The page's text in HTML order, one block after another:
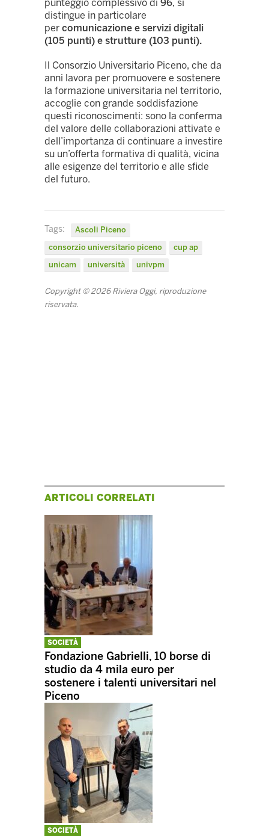
punteggio complessivo di 96, si
distingue in particolare
per comunicazione e servizi digitali
(105 punti) e strutture (103 punti).
Il Consorzio Universitario Piceno, che da
anni lavora per promuovere e sostenere
la formazione universitaria nel territorio,
accoglie con grande soddisfazione
questi riconoscimenti: sono la conferma
del valore delle collaborazioni attivate e
dell’importanza di continuare a investire
su un’offerta formativa di qualità, vicina
alle esigenze del territorio e alle sfide
del futuro.
Tags:
Ascoli Piceno
consorzio universitario piceno
cup ap
unicam
università univpm
Copyright © 2026 Riviera Oggi, riproduzione
riservata.
ARTICOLI CORRELATI
SOCIETÀ
Fondazione Gabrielli, 10 borse di
studio da 4 mila euro per
sostenere i talenti universitari nel
Piceno
SOCIETÀ